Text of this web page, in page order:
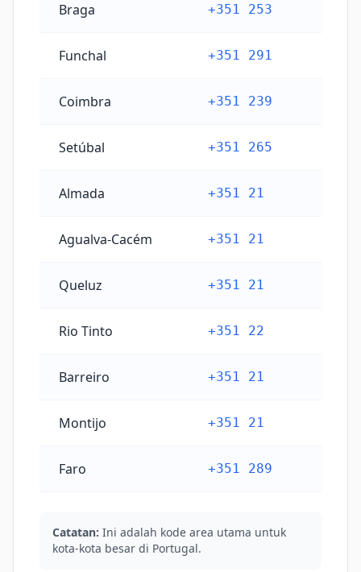
Braga +351 253
Funchal +351 291
Coimbra +351 239
Setúbal +351 265
Almada +351 21
Agualva-Cacém +351 21
Queluz +351 21
Rio Tinto +351 22
Barreiro +351 21
Montijo +351 21
Faro +351 289
Catatan: Ini adalah kode area utama untuk
kota-kota besar di Portugal.